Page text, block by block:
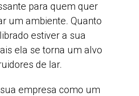
para quem quer
um ambiente. Quanto
estiver a sua
ela se torna um alvo
de lar.
empresa como um